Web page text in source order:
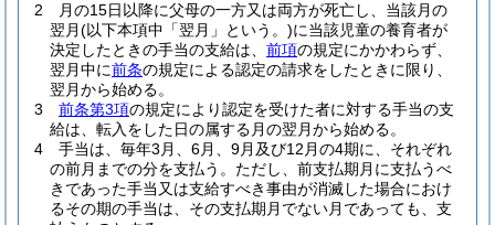
2
月の15日以降に父母の一方又は両方が死亡し、当該月の
翌月(以下本項中「翌月」という。)に当該児童の養育者が
決定したときの手当の支給は、 前項の規定にかかわらず、
翌月中に前条の規定による認定の請求をしたときに限り、
翌月から始める。
3
前条第3項の規定により認定を受けた者に対する手当の支
給は、転入をした日の属する月の翌月から始める。
4
手当は、毎年3月、6月、9月及び12月の4期に、それぞれ
の前月までの分を支払う。 ただし、前支払期月に支払うべ
きであった手当又は支給すべき事由が消滅した場合におけ
るその期の手当は、その支払期月でない月であっても、支